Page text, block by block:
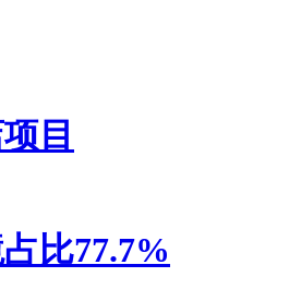
目
比77.7%